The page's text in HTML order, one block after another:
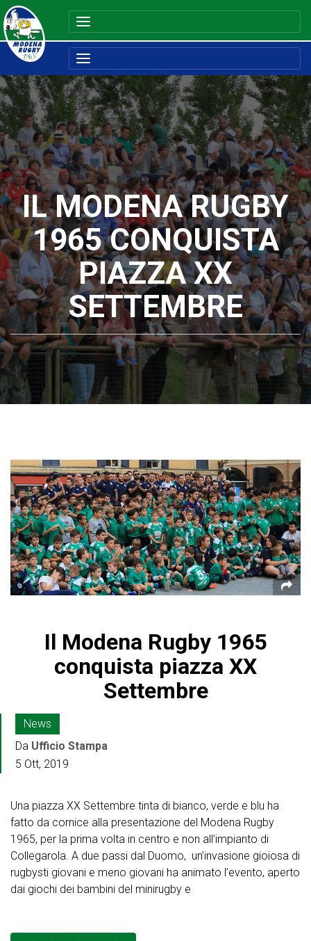
IL MODENA RUGBY
1965 CONQUISTA
PIAZZA XX
SETTEMBRE
Il Modena Rugby 1965
conquista piazza XX
Settembre
News
Da Ufficio Stampa
5 Ott, 2019
Una piazza XX Settembre tinta di bianco, verde e blu ha
fatto da cornice alla presentazione del Modena Rugby
1965, per la prima volta in centro e non all’impianto di
Collegarola. A due passi dal Duomo, un’invasione gioiosa di
rugbysti giovani e meno giovani ha animato l’evento, aperto
dai giochi dei bambini del minirugby e